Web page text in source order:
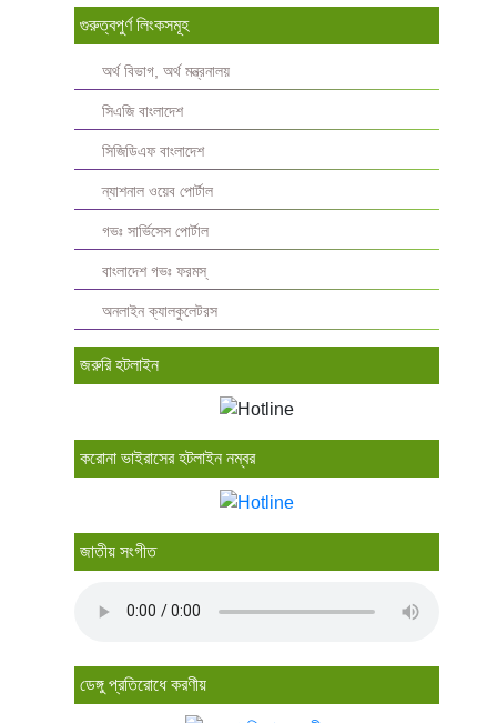
গুরুত্বপুর্ণ লিংকসমূহ
অর্থ বিভাগ, অর্থ মন্ত্রনালয়
সিএজি বাংলাদেশ
সিজিডিএফ বাংলাদেশ
ন্যাশনাল ওয়েব পোর্টাল
গভঃ সার্ভিসেস পোর্টাল
বাংলাদেশ গভঃ ফরমস্‌
অনলাইন ক্যালকুলেটরস
জরুরি হটলাইন
করোনা ভাইরাসের হটলাইন নম্বর
জাতীয় সংগীত
ডেঙ্গু প্রতিরোধে করণীয়